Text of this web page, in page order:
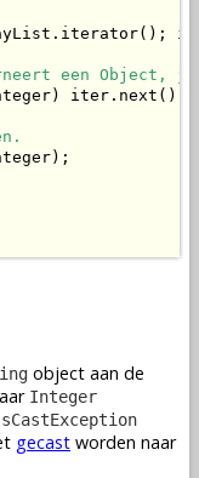
een Object, je
iter.next();
object aan de
Integer
gecast worden naar